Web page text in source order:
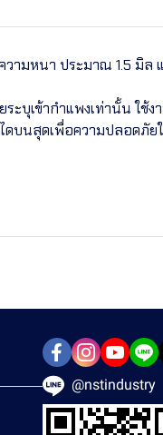
ามหนา ประมาณ 1.5 มิล
บุเข้ากำแพงเท่านั้น ใช้ง
สุดเพื่อความปลอดภัยใ
@nstindustry